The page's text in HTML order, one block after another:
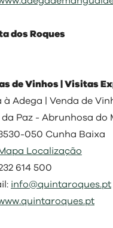
dos Roques
de Vinhos | Visitas
à Adega | Venda de
da Paz - Abrunhosa do
050 Cunha Baixa
Localização
614 500
info@quintaroques.pt